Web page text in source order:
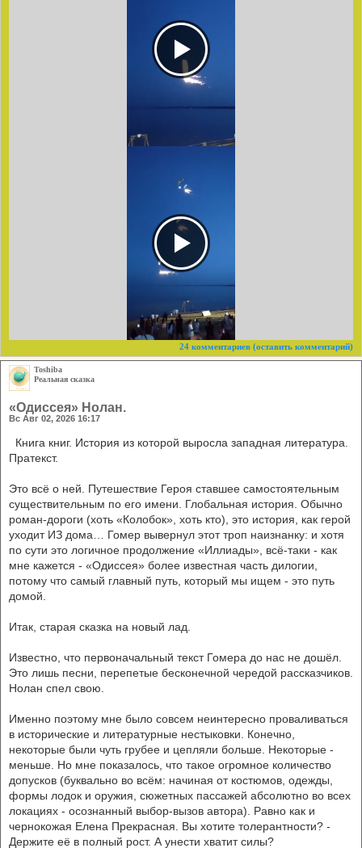
24 комментариев (оставить комментарий)
Toshiba
Реальная сказка
«Одиссея» Нолан.
Вс Авг 02, 2026 16:17
Книга книг. История из которой выросла западная литература.
Пратекст.
Это всё о ней. Путешествие Героя ставшее самостоятельным
существительным по его имени. Глобальная история. Обычно
роман-дороги (хоть «Колобок», хоть кто), это история, как герой
уходит ИЗ дома… Гомер вывернул этот троп наизнанку: и хотя
по сути это логичное продолжение «Иллиады», всё-таки - как
мне кажется - «Одиссея» более известная часть дилогии,
потому что самый главный путь, который мы ищем - это путь
домой.
Итак, старая сказка на новый лад.
Известно, что первоначальный текст Гомера до нас не дошёл.
Это лишь песни, перепетые бесконечной чередой рассказчиков.
Нолан спел свою.
Именно поэтому мне было совсем неинтересно проваливаться
в исторические и литературные нестыковки. Конечно,
некоторые были чуть грубее и цепляли больше. Некоторые -
меньше. Но мне показалось, что такое огромное количество
допусков (буквально во всём: начиная от костюмов, одежды,
формы лодок и оружия, сюжетных пассажей абсолютно во всех
локациях - осознанный выбор-вызов автора). Равно как и
чернокожая Елена Прекрасная. Вы хотите толерантности? -
Держите её в полный рост. А унести хватит силы?